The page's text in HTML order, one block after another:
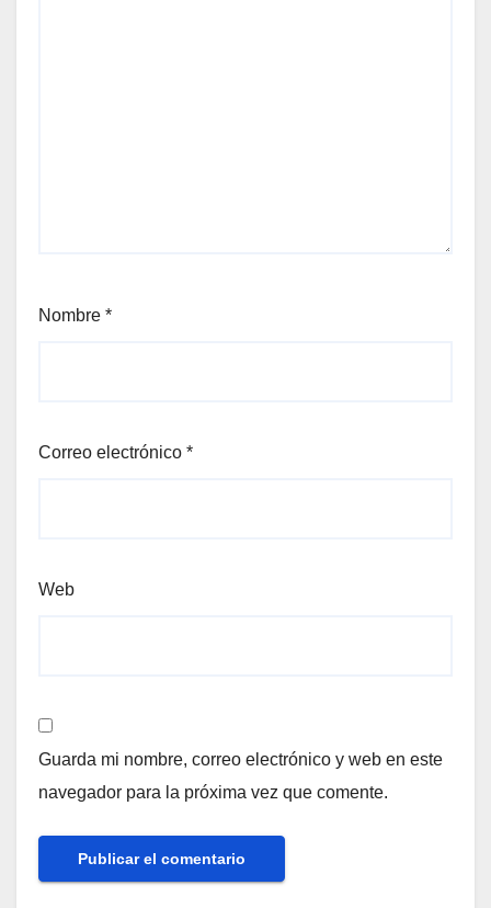
Nombre *
Correo electrónico *
Web
Guarda mi nombre, correo electrónico y web en este
navegador para la próxima vez que comente.